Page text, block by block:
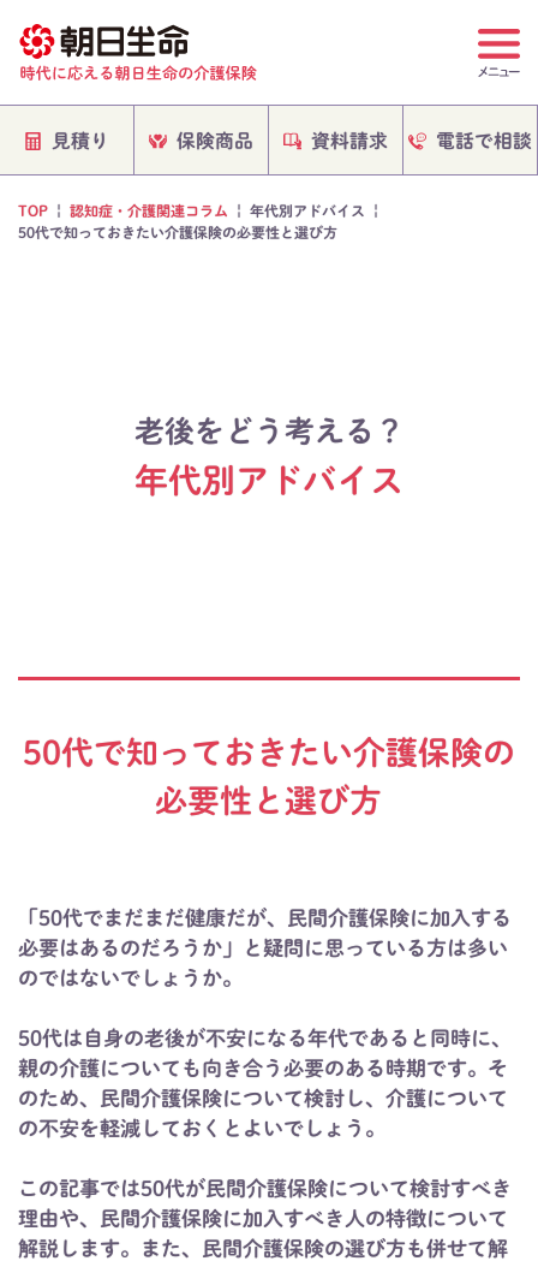
見積り 保険商品 資料請求 電話で相談
TOP | 認知症・介護関連コラム | 年代別アドバイス |
50代で知っておきたい介護保険の必要性と選び方
老後をどう考える？
年代別アドバイス
50代で知っておきたい介護保険の
必要性と選び方
「50代でまだまだ健康だが、民間介護保険に加入する
必要はあるのだろうか」と疑問に思っている方は多い
のではないでしょうか。
50代は自身の老後が不安になる年代であると同時に、
親の介護についても向き合う必要のある時期です。そ
のため、民間介護保険について検討し、介護について
の不安を軽減しておくとよいでしょう。
この記事では50代が民間介護保険について検討すべき
理由や、民間介護保険に加入すべき人の特徴について
解説します。また、民間介護保険の選び方も併せて解